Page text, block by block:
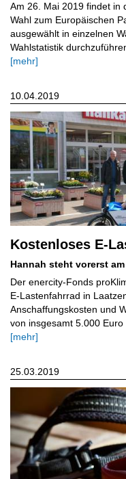
Am 26. Mai 2019 findet in
Wahl zum Europäischen
ausgewählt in einzelnen
Wahlstatistik
[mehr]
Kostenloses E-
Hannah steht vorerst am
Der enercity-Fonds
E-Lastenfahrrad in
Anschaffungskosten und
von insgesamt 5.000 Euro
[mehr]
10.04.2019
25.03.2019